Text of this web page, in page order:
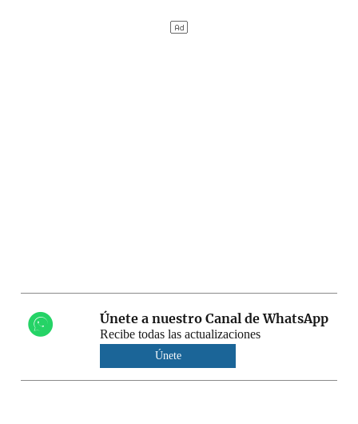
Únete a nuestro Canal de WhatsApp
Recibe todas las actualizaciones
Únete